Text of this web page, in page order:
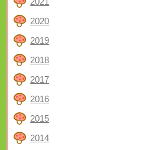
2020
2019
2018
2017
2016
2015
2014